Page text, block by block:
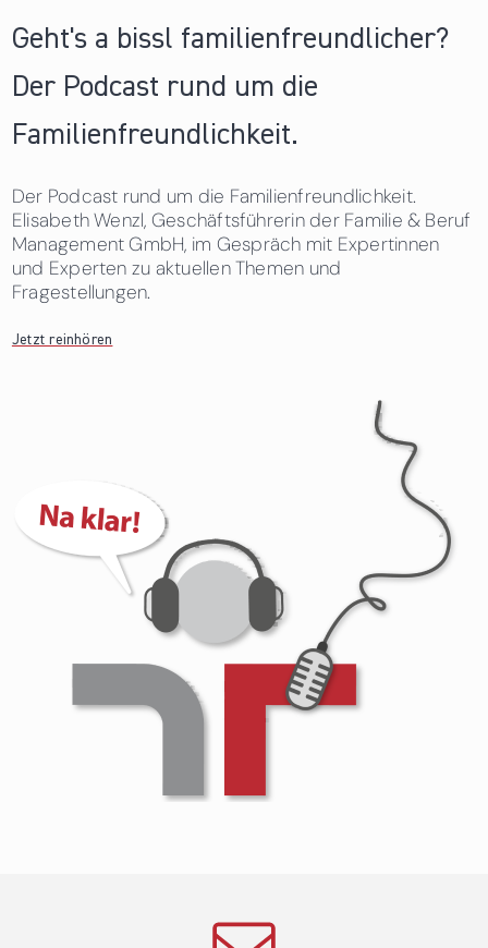
Geht's a bissl familienfreundlicher?
Der Podcast rund um die
Familienfreundlichkeit.
Der Podcast rund um die Familienfreundlichkeit.
Elisabeth Wenzl, Geschäftsführerin der Familie & Beruf
Management GmbH, im Gespräch mit Expertinnen
und Experten zu aktuellen Themen und
Fragestellungen.
Jetzt reinhören